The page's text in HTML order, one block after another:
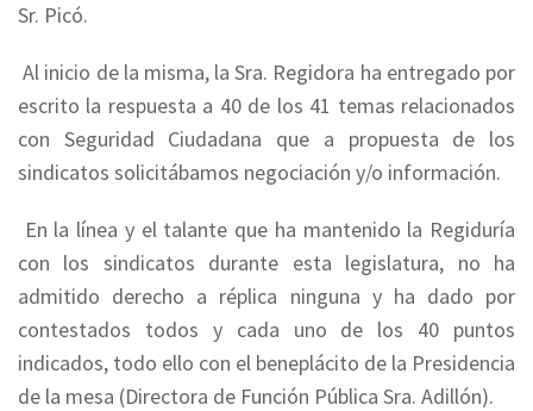
Sr. Picó.
Al inicio de la misma, la Sra. Regidora ha entregado por
escrito la respuesta a 40 de los 41 temas relacionados
con Seguridad Ciudadana que a propuesta de los
sindicatos solicitábamos negociación y/o información.
En la línea y el talante que ha mantenido la Regiduría
con los sindicatos durante esta legislatura, no ha
admitido derecho a réplica ninguna y ha dado por
contestados todos y cada uno de los 40 puntos
indicados, todo ello con el beneplácito de la Presidencia
de la mesa (Directora de Función Pública Sra. Adillón).